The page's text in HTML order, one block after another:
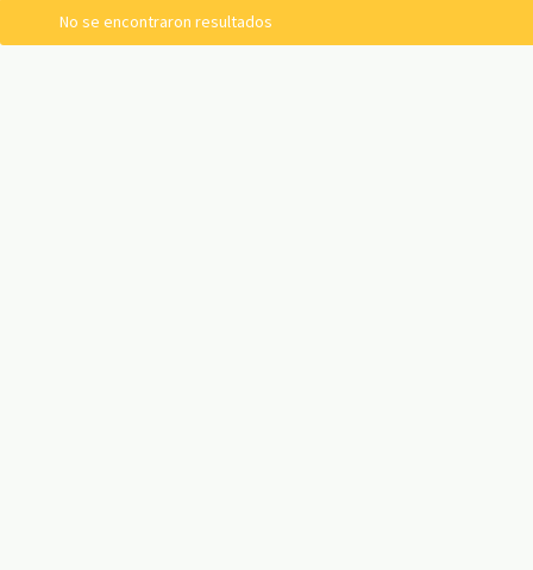
No se encontraron resultados